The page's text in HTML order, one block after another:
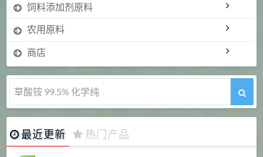
饲料添加剂原料
农用原料
商店
5-甲氧基吲哚 98%
最近更新 热门产品